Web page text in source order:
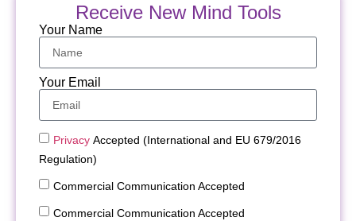
Receive New Mind Tools
Your Name
Your Email
Privacy Accepted (International and EU 679/2016
Regulation)
Commercial Communication Accepted
Commercial Communication Accepted